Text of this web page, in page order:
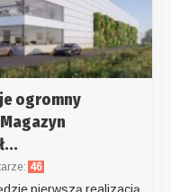
ogromny
46